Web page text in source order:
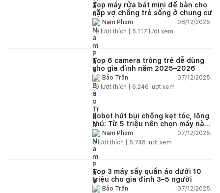
Top máy rửa bát mini để bàn cho
cặp vợ chồng trẻ sống ở chung cư
Nam Phạm
08/12/2025,
19 lượt thích | 5.117 lượt xem
Top 6 camera trông trẻ dễ dùng
cho gia đình năm 2025–2026
Bảo Trần
07/12/2025,
19 lượt thích | 6.246 lượt xem
Robot hút bụi chống kẹt tóc, lông
thú: Từ 5 triệu nên chọn máy nào
năm 2025–2026?
Nam Phạm
07/12/2025,
6lượt thích | 5.748 lượt xem
Top 3 máy sấy quần áo dưới 10
triệu cho gia đình 3–5 người
Bảo Trần
07/12/2025,